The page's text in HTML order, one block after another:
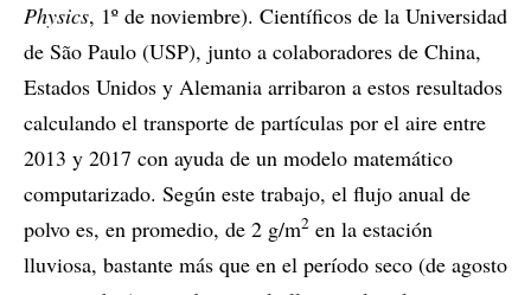
Physics, 1º de noviembre). Científicos de la Universidad
de São Paulo (USP), junto a colaboradores de China,
Estados Unidos y Alemania arribaron a estos resultados
calculando el transporte de partículas por el aire entre
2013 y 2017 con ayuda de un modelo matemático
computarizado. Según este trabajo, el flujo anual de
polvo es, en promedio, de 2 g/m2 en la estación
lluviosa, bastante más que en el período seco (de agosto